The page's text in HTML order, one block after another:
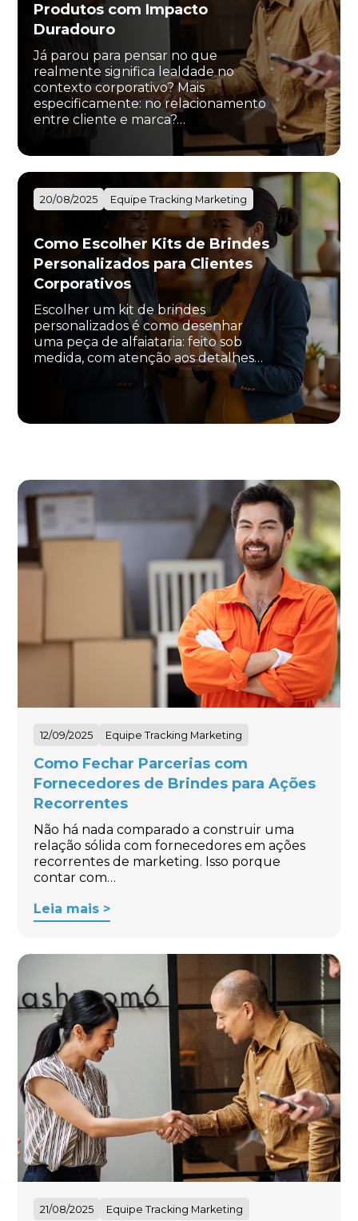
Produtos com Impacto
Duradouro
Já parou para pensar no que
realmente significa lealdade no
contexto corporativo? Mais
especificamente: no relacionamento
entre cliente e marca?…
20/08/2025 Equipe Tracking Marketing
Como Escolher Kits de Brindes
Personalizados para Clientes
Corporativos
Escolher um kit de brindes
personalizados é como desenhar
uma peça de alfaiataria: feito sob
medida, com atenção aos detalhes…
12/09/2025 Equipe Tracking Marketing
Como Fechar Parcerias com
Fornecedores de Brindes para Ações
Recorrentes
Não há nada comparado a construir uma
relação sólida com fornecedores em ações
recorrentes de marketing. Isso porque
contar com…
Leia mais >
21/08/2025 Equipe Tracking Marketing